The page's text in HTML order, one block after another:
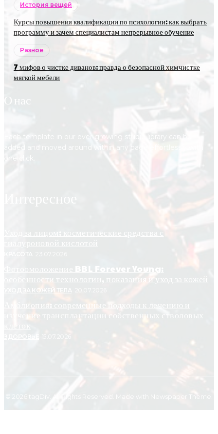
История вещей
Курсы повышения квалификации по психологии: как выбрать
программу и зачем специалистам непрерывное обучение
Разное
7 мифов о чистке диванов: правда о безопасной химчистке
мягкой мебели
О нас
Each template in our ever growing studio library can be
added and moved around within any page effortlessly with
Интересное
Уход за лицом: косметические средства с
гиалуроновой кислотой
КРАСОТА
Фотоомоложение BBL Forever Young:
особенности технологии, показания и уход за кожей
УХОД ЗА КОЖЕЙ ТЕЛА
Амблиопия: современные подходы к лечению и
изучение трансплантации собственных стволовых
клеток
ЗДОРОВЬЕ
© 2026 tagDiv. All Rights Reserved. Made with Newspaper Theme.